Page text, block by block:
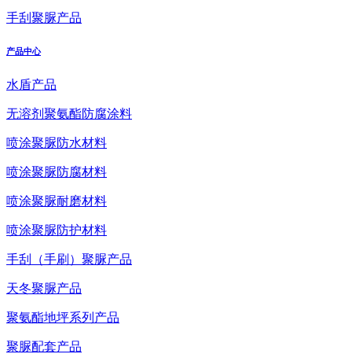
手刮聚脲产品
产品中心
水盾产品
无溶剂聚氨酯防腐涂料
喷涂聚脲防水材料
喷涂聚脲防腐材料
喷涂聚脲耐磨材料
喷涂聚脲防护材料
手刮（手刷）聚脲产品
天冬聚脲产品
聚氨酯地坪系列产品
聚脲配套产品